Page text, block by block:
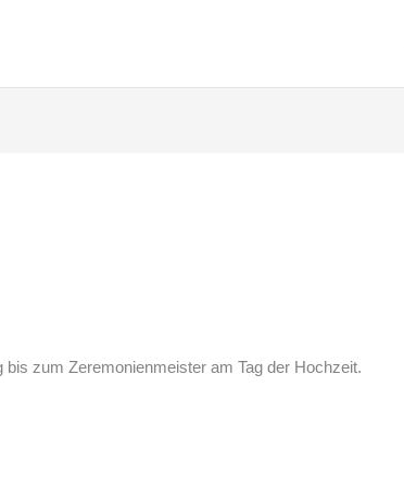
zum Zeremonienmeister am Tag der Hochzeit.